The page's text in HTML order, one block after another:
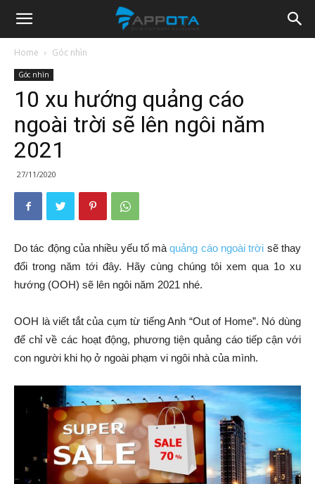
Appota
News
Home Góc nhìn
Góc nhìn
10 xu hướng quảng cáo
ngoài trời sẽ lên ngôi năm
2021
27/11/2020
Do tác động của nhiều yếu tố màquảng cáo ngoài trời sẽ thay
đổi trong năm tới đây. Hãy cùng chúng tôi xem qua 1o xu
hướng (OOH) sẽ lên ngôi năm 2021 nhé.
OOH là viết tắt của cụm từ tiếng Anh “Out of Home”. Nó dùng
để chỉ về các hoạt động, phương tiện quảng cáo tiếp cận với
con người khi họ ở ngoài phạm vi ngôi nhà của mình.